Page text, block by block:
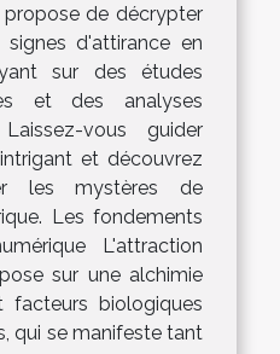
de décrypter
d'attirance en
sur des études
et des analyses
vous guider
et découvrez
les mystères de
Les fondements
L'attraction
sur une alchimie
facteurs biologiques
qui se manifeste tant